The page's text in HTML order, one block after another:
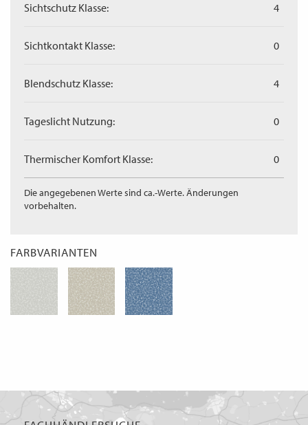
Sichtschutz Klasse: 4
Sichtkontakt Klasse: 0
Blendschutz Klasse: 4
Tageslicht Nutzung: 0
Thermischer Komfort Klasse: 0
Die angegebenen Werte sind ca.-Werte. Änderungen
vorbehalten.
FARBVARIANTEN